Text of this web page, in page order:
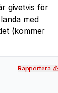
givetvis för
med
(kommer
Rapportera